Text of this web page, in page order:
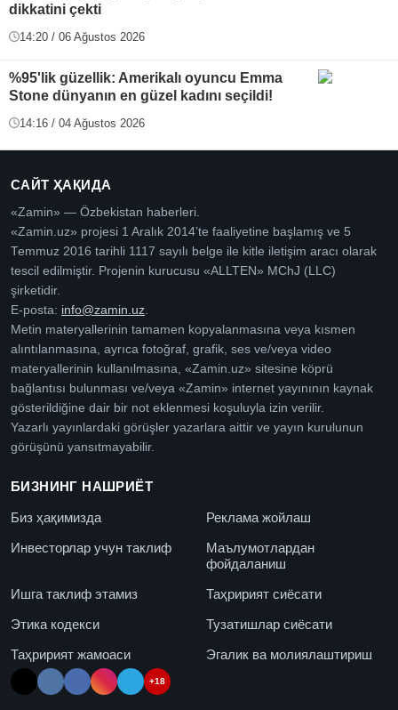
dikkatini çekti
14:20 / 06 Ağustos 2026
%95'lik güzellik: Amerikalı oyuncu Emma
Stone dünyanın en güzel kadını seçildi!
14:16 / 04 Ağustos 2026
САЙТ ҲАҚИДА
«Zamin» — Özbekistan haberleri.
«Zamin.uz» projesi 1 Aralık 2014’te faaliyetine başlamış ve 5
Temmuz 2016 tarihli 1117 sayılı belge ile kitle iletişim aracı olarak
tescil edilmiştir. Projenin kurucusu «ALLTEN» MChJ (LLC)
şirketidir.
E-posta: info@zamin.uz
Metin materyallerinin tamamen kopyalanmasına veya kısmen
alıntılanmasına, ayrıca fotoğraf, grafik, ses ve/veya video
materyallerinin kullanılmasına, «Zamin.uz» sitesine köprü
bağlantısı bulunması ve/veya «Zamin» internet yayınının kaynak
gösterildiğine dair bir not eklenmesi koşuluyla izin verilir.
Yazarlı yayınlardaki görüşler yazarlara aittir ve yayın kurulunun
görüşünü yansıtmayabilir.
БИЗНИНГ НАШРИЁТ
Биз ҳақимизда
Реклама жойлаш
Инвесторлар учун таклиф
Маълумотлардан
фойдаланиш
Ишга таклиф этамиз
Таҳририят сиёсати
Этика кодекси
Тузатишлар сиёсати
Таҳририят жамоаси
Эгалик ва молиялаштириш
+18